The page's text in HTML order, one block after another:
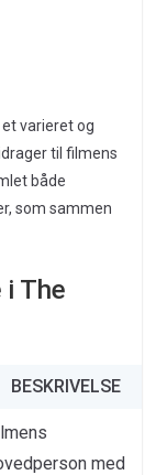
varieret og
til filmens
både
som sammen
i The
BESKRIVELSE
med